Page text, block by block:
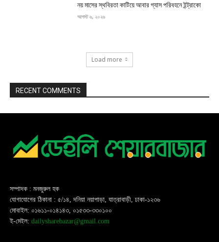
নয় মাসের স্থবিরতা কাটিয়ে আবার গ্যাস পরিবহনে ইন্ট্রাকো
আগস্ট ৬, ২০২৬
Load more
RECENT COMMENTS
সম্পাদক : মনজুরুল হক
যোগাযোগের ঠিকানা : ৫/১৪, দনিয়া নয়াপাড়া, যাত্রাবাড়ী, ঢাকা-১২৩৬
মোবাইল: ০১৬১১-০১৪১৪৩, ০১৫৩৩-৩৩০১০০
ই-মেইল: dailysharebazar@gmail.com